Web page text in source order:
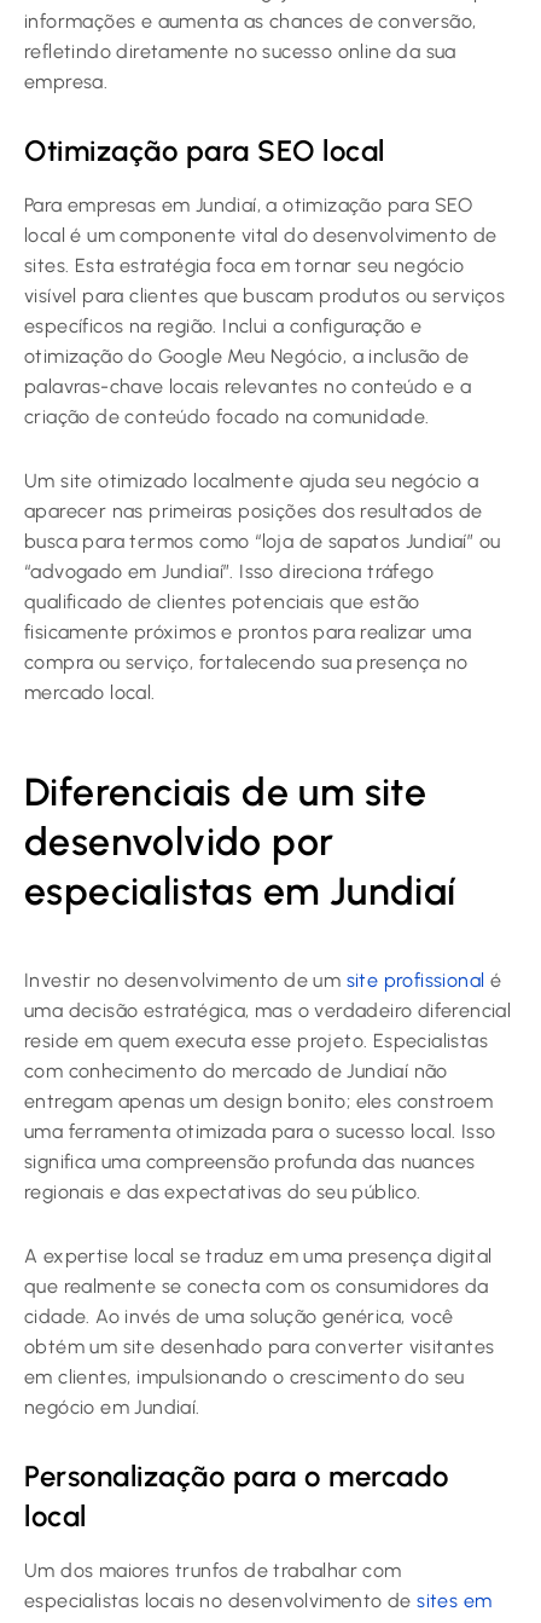
informações e aumenta as chances de conversão,
refletindo diretamente no sucesso online da sua
empresa.
Otimização para SEO local
Para empresas em Jundiaí, a otimização para SEO
local é um componente vital do desenvolvimento de
sites. Esta estratégia foca em tornar seu negócio
visível para clientes que buscam produtos ou serviços
específicos na região. Inclui a configuração e
otimização do Google Meu Negócio, a inclusão de
palavras-chave locais relevantes no conteúdo e a
criação de conteúdo focado na comunidade.
Um site otimizado localmente ajuda seu negócio a
aparecer nas primeiras posições dos resultados de
busca para termos como “loja de sapatos Jundiaí” ou
“advogado em Jundiaí”. Isso direciona tráfego
qualificado de clientes potenciais que estão
fisicamente próximos e prontos para realizar uma
compra ou serviço, fortalecendo sua presença no
mercado local.
Diferenciais de um site
desenvolvido por
especialistas em Jundiaí
Investir no desenvolvimento de um site profissional é
uma decisão estratégica, mas o verdadeiro diferencial
reside em quem executa esse projeto. Especialistas
com conhecimento do mercado de Jundiaí não
entregam apenas um design bonito; eles constroem
uma ferramenta otimizada para o sucesso local. Isso
significa uma compreensão profunda das nuances
regionais e das expectativas do seu público.
A expertise local se traduz em uma presença digital
que realmente se conecta com os consumidores da
cidade. Ao invés de uma solução genérica, você
obtém um site desenhado para converter visitantes
em clientes, impulsionando o crescimento do seu
negócio em Jundiaí.
Personalização para o mercado
local
Um dos maiores trunfos de trabalhar com
especialistas locais no desenvolvimento desites em